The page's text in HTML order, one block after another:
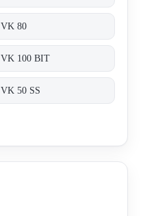
VK 80
VK 100 BIT
VK 50 SS